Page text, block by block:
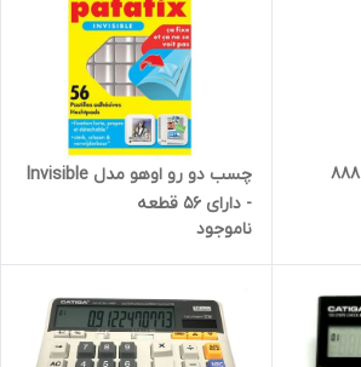
خودکار کارن داش مدل 888
چسب دو رو اوهو مدل Invisible
- دارای 56 قطعه
ناموجود